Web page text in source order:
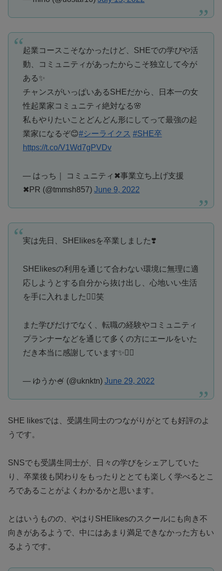
起業コースこそなかったけど、SHEでの学びや活
動、コミュニティがあったからこそ独立して今が
ある✨
チャンスがいっぱいあるSHEだから、日本一の女
性起業家コミュニティ絶対なる🌸
私もやりたいことどんどん形にしてって最強の起
業家になるぞ😊#シーライクス #SHE卒
https://t.co/V1Wd7gPVDv
— はっち｜ コミュニティ✖︎事業立ち上げ支援
✖︎PR (@tmmsh857) June 9, 2022
実は先日、SHElikesを卒業しました❣️
SHElikesの利用を通じて合わない環境に無理に適
応しようとする自分から抜け出し、心地いい生活
を手に入れました🙋‍♀️笑
また学びだけでなく、転職の経験やコミュニティ
プランナーなどを通じて多くの方にエールをいた
だき本当に感謝しています✨🙇‍♀️
— ゆうか🍧 (@uknktn) June 29, 2022
SHE likesでは、受講生同士のつながりがとても好評のよ
うです。
SNSでも受講生同士が、日々の学びをシェアしていた
り、卒業後も関わりをもったりととても楽しく学べるとこ
ろであることがよくわかるかと思います。
とはいうものの、やはりSHElikesのスクールにも向き不
向きがあるようで、中にはあまり満足できなかった方もい
るようです。